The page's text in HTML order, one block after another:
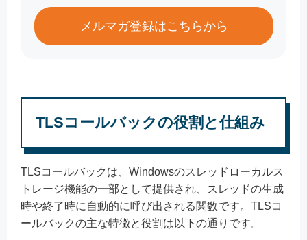
メルマガ登録はこちらから
TLSコールバックの役割と仕組み
TLSコールバックは、Windowsのスレッドローカルス
トレージ機能の一部として提供され、スレッドの生成
時や終了時に自動的に呼び出される関数です。TLSコ
ールバックの主な特徴と役割は以下の通りです。